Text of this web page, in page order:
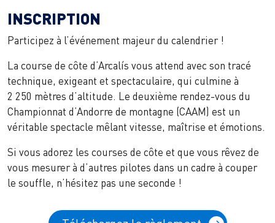
INSCRIPTION
Participez à l’événement majeur du calendrier !
La course de côte d’Arcalís vous attend avec son tracé
technique, exigeant et spectaculaire, qui culmine à
2 250 mètres d’altitude. Le deuxième rendez-vous du
Championnat d’Andorre de montagne (CAAM) est un
véritable spectacle mêlant vitesse, maîtrise et émotions.
Si vous adorez les courses de côte et que vous rêvez de
vous mesurer à d’autres pilotes dans un cadre à couper
le souffle, n’hésitez pas une seconde !